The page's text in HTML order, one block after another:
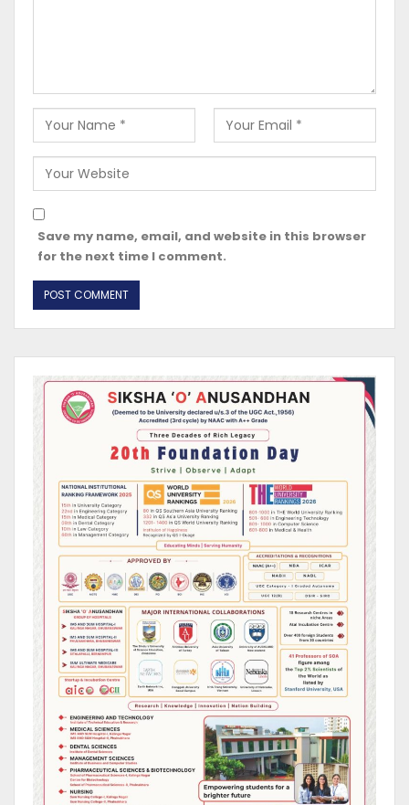
Save my name, email, and website in this browser
for the next time I comment.